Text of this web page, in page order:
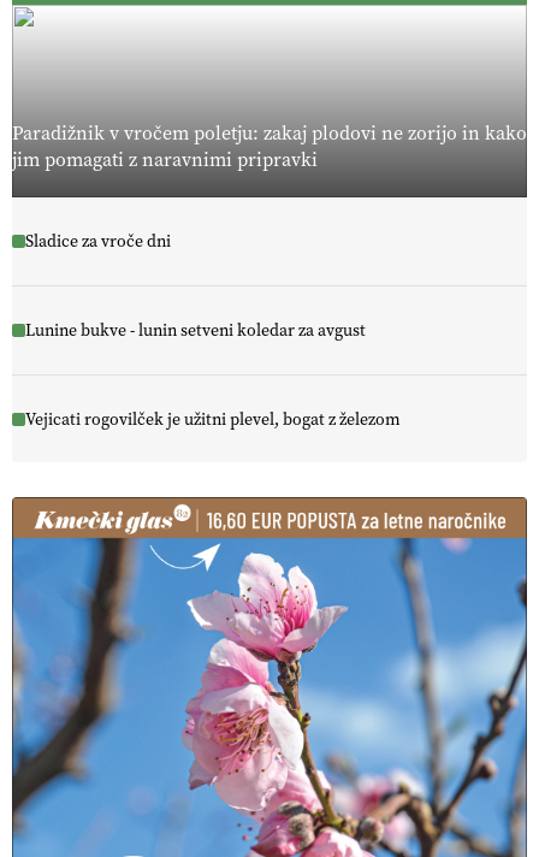
Paradižnik v vročem poletju: zakaj plodovi ne zorijo in kako
jim pomagati z naravnimi pripravki
Sladice za vroče dni
Lunine bukve - lunin setveni koledar za avgust
Vejicati rogovilček je užitni plevel, bogat z železom